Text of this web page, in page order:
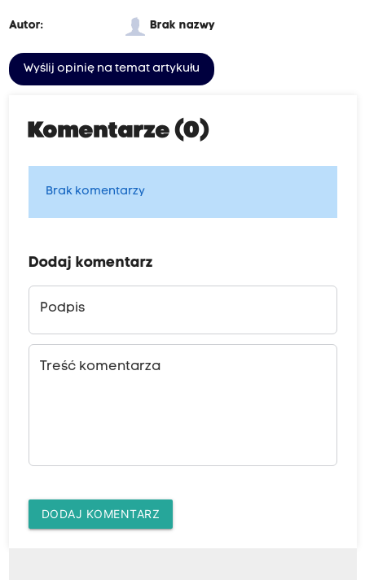
Autor: Brak nazwy
Wyślij opinię na temat artykułu
Komentarze (0)
Brak komentarzy
Dodaj komentarz
Podpis
Treść komentarza
DODAJ KOMENTARZ